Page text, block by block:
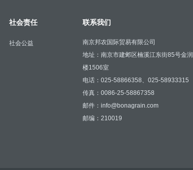
社会责任
社会公益
联系我们
南京邦农国际贸易有限公司
地址：南京市建邺区楠溪江东街85号金
楼1506室
电话：025-58866358、025-58933315
传真：0086-25-58867358
邮件：info@bonagrain.com
邮编：210019